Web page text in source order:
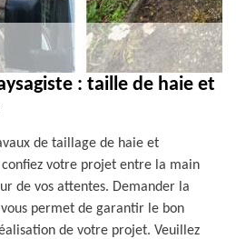
: taille de haie et
de taillage de haie et
votre projet entre la main
de vos attentes. Demander la
permet de garantir le bon
de votre projet. Veuillez